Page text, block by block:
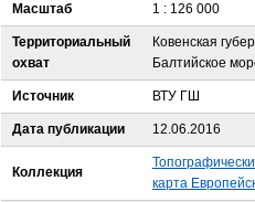
д
е
с
ь
Масштаб 1 : 126 000
Территориальный
охват
Ковенская
Балтийское
Источник ВТУ ГШ
Дата публикации 12.06.2016
Коллекция
карта